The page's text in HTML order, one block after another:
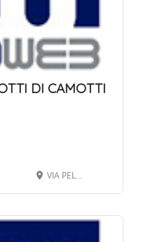
DI CAMOTTI
VIA PELLICO SILVIO 4, 24068 SERIATE BG